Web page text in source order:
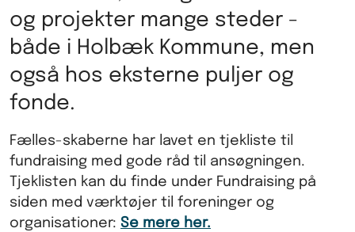
og projekter mange steder -
både i Holbæk Kommune, men
også hos eksterne puljer og
fonde.
Fælles-skaberne har lavet en tjekliste til
fundraising med gode råd til ansøgningen.
Tjeklisten kan du finde under Fundraising på
siden med værktøjer til foreninger og
organisationer: Se mere her.